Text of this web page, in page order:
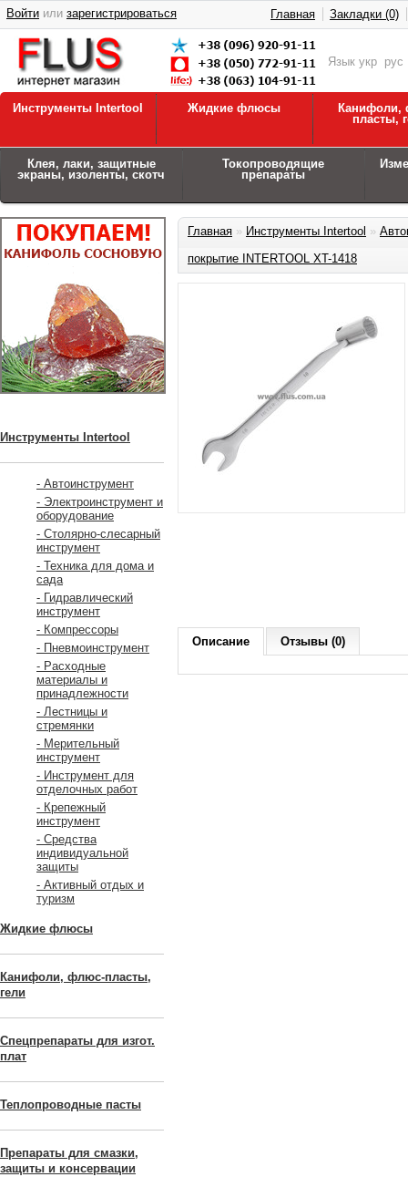
Язык укр рус
Войти или зарегистрироваться Главная Закладки (0)
Инструменты Intertool Жидкие флюсы
Канифоли,
пласты,
Клея, лаки, защитные
экраны, изоленты, скотч
Токопроводящие
препараты
Инструменты Intertool
- Автоинструмент
- Электроинструмент и
оборудование
- Столярно-слесарный
инструмент
- Техника для дома и
сада
- Гидравлический
инструмент
- Компрессоры
- Пневмоинструмент
- Расходные
материалы и
принадлежности
- Лестницы и
стремянки
- Мерительный
инструмент
- Инструмент для
отделочных работ
- Крепежный
инструмент
- Средства
индивидуальной
защиты
- Активный отдых и
туризм
Жидкие флюсы
Канифоли, флюс-пласты,
гели
Спецпрепараты для изгот.
плат
Теплопроводные пасты
Препараты для смазки,
защиты и консервации
Главная » Инструменты Intertool »
покрытие INTERTOOL XT-1418
Описание Отзывы (0)